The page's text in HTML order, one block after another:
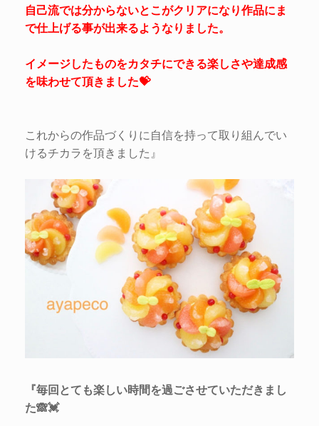
自己流では分からないとこがクリアになり作品にま
で仕上げる事が出来るようなりました。
イメージしたものをカタチにできる楽しさや達成感
を味わせて頂きました💝
これからの作品づくりに自信を持って取り組んでい
けるチカラを頂きました』
『毎回とても楽しい時間を過ごさせていただきまし
た🙈💓